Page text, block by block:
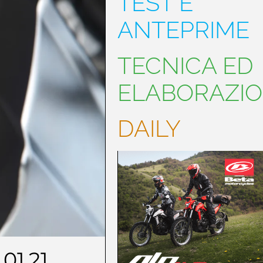
ANTEPRIME
TECNICA ED
DAILY